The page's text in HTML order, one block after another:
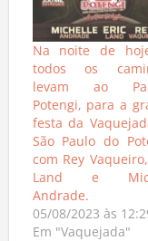
Na noite de
todos os
levam ao
Potengi, para a
festa da
São Paulo do
com Rey
Land e
Andrade.
05/08/2023 às
Em "Vaquejada"